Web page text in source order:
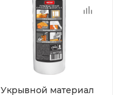
Укрывной материал